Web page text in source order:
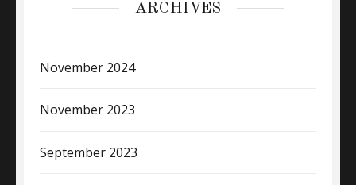
ARCHIVES
November 2024
November 2023
September 2023